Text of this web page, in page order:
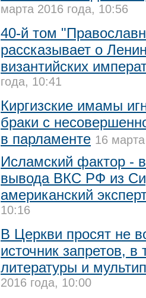
марта 2016 года, 10:56
40-й том
рассказывает о
византийских
года, 10:41
Киргизские имамы
браки с
в парламенте 16
Исламский фактор -
вывода ВКС РФ из
американский
10:16
В Церкви просят не
источник запретов, в
литературы и
2016 года, 10:00